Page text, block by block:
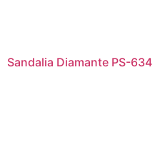
Sandalia Diamante PS-634